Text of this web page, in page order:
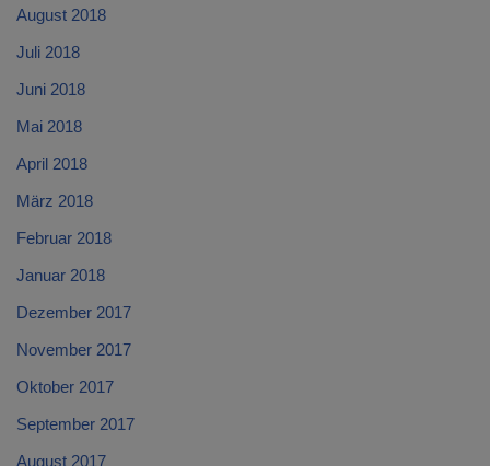
August 2018
Juli 2018
Juni 2018
Mai 2018
April 2018
März 2018
Februar 2018
Januar 2018
Dezember 2017
November 2017
Oktober 2017
September 2017
August 2017